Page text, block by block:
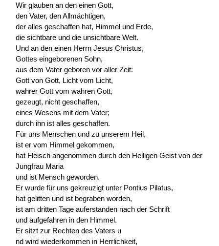
Wir glauben an den einen Gott,
den Vater, den Allmächtigen,
der alles geschaffen hat, Himmel und Erde,
die sichtbare und die unsichtbare Welt.
Und an den einen Herrn Jesus Christus,
Gottes eingeborenen Sohn,
aus dem Vater geboren vor aller Zeit:
Gott von Gott, Licht vom Licht,
wahrer Gott vom wahren Gott,
gezeugt, nicht geschaffen,
eines Wesens mit dem Vater;
durch ihn ist alles geschaffen.
Für uns Menschen und zu unserem Heil,
ist er vom Himmel gekommen,
hat Fleisch angenommen durch den Heiligen Geist von der
Jungfrau Maria
und ist Mensch geworden.
Er wurde für uns gekreuzigt unter Pontius Pilatus,
hat gelitten und ist begraben worden,
ist am dritten Tage auferstanden nach der Schrift
und aufgefahren in den Himmel.
Er sitzt zur Rechten des Vaters u
nd wird wiederkommen in Herrlichkeit,